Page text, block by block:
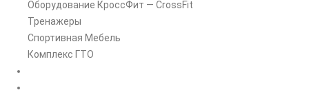
Оборудование КроссФит — CrossFit
Тренажеры
Спортивная Мебель
Комплекс ГТО